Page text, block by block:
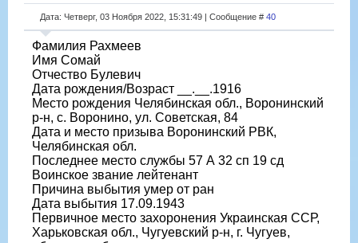
Дата: Четверг, 03 Ноября 2022, 15:31:49 | Сообщение # 40
Фамилия Рахмеев
Имя Сомай
Отчество Булевич
Дата рождения/Возраст __.__.1916
Место рождения Челябинская обл., Воронинский
р-н, с. Воронино, ул. Советская, 84
Дата и место призыва Воронинский РВК,
Челябинская обл.
Последнее место службы 57 А 32 сп 19 сд
Воинское звание лейтенант
Причина выбытия умер от ран
Дата выбытия 17.09.1943
Первичное место захоронения Украинская ССР,
Харьковская обл., Чугуевский р-н, г. Чугуев,